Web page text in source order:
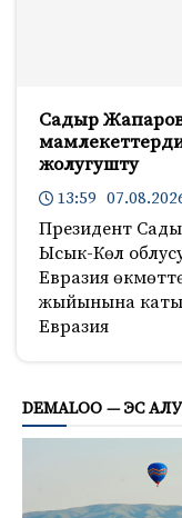
Садыр
жолугушту
13:59
Президент
Ысык-Көл
Евразия
жыйынына
Евразия
DEMALOO — ЭС